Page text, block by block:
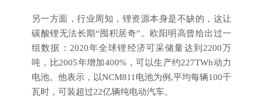
另一方面，行业周知，锂资源本身是不缺的，这让
碳酸锂无法长期“囤积居奇”。欧阳明高曾给出过一
组数据：2020年全球锂经济可采储量达到2200万
吨，比2005年增加400%，可以生产约227TWh动力
电池。他表示，以NCM811电池为例,平均每辆100千
瓦时，可装超过22亿辆纯电动汽车。